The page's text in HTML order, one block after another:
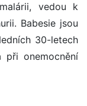
vedou k
Babesie jsou
30-letech
při onemocnění